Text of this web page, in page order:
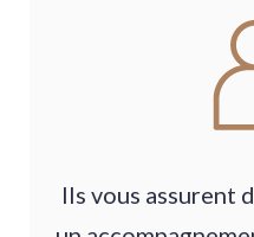
Ils vous assurent